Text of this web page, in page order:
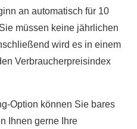
an automatisch für 10
müssen keine jährlichen
wird es in einem
Verbraucherpreisindex
Option können Sie bares
Ihnen gerne Ihre